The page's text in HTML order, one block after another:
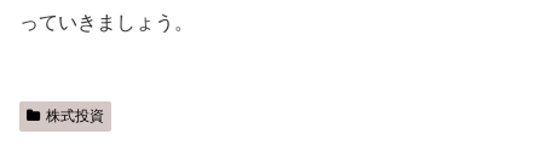
っていきましょう。
株式投資